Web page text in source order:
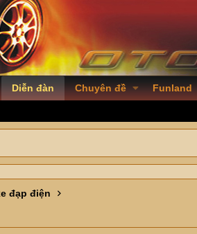
Diễn đàn Chuyên đề Funland
đạp điện